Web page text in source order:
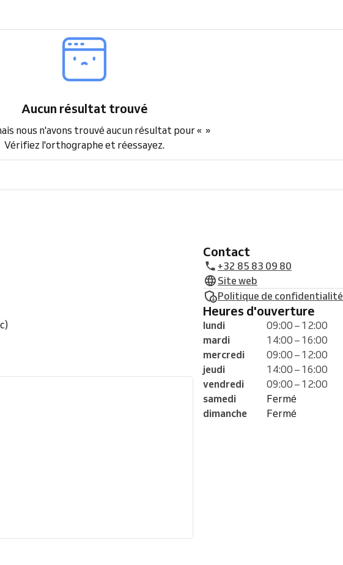
Aucun résultat trouvé
nous n'avons trouvé aucun résultat pour« »
Vérifiez l'orthographe et réessayez.
Contact
+32 85 83 09 80
Site web
Politique de confidentialité
Heures d'ouverture
lundi
09:00 – 12:00
mardi
14:00 – 16:00
mercredi
09:00 – 12:00
jeudi
14:00 – 16:00
vendredi
09:00 – 12:00
samedi
Fermé
dimanche
Fermé